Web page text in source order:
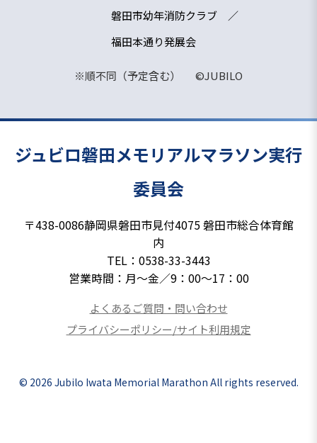
磐田市幼年消防クラブ
福田本通り発展会
※順不同（予定含む） ©JUBILO
ジュビロ磐田メモリアルマラソン実行
委員会
〒438-0086静岡県磐田市見付4075 磐田市総合体育館
内
TEL： 0538-33-3443
営業時間：月～金／9：00～17：00
よくあるご質問・問い合わせ
プライバシーポリシー/サイト利用規定
© 2026 Jubilo Iwata Memorial Marathon All rights reserved.